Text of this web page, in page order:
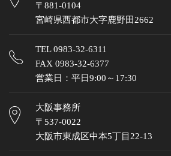
〒881-0104
宮崎県西都市大字鹿野田2662
TEL0983-32-6311
FAX 0983-32-6377
営業日：平日9:00～17:30
大阪事務所
〒537-0022
大阪市東成区中本5丁目22-13